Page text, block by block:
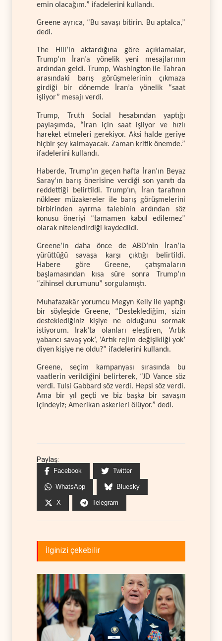
emin olacağım.” ifadelerini kullandı.
Greene ayrıca, “Bu savaşı bitirin. Bu aptalca,”
dedi.
The Hill’in aktardığına göre açıklamalar,
Trump’ın İran’a yönelik yeni mesajlarının
ardından geldi. Trump, Washington ile Tahran
arasındaki barış görüşmelerinin çıkmaza
girdiği bir dönemde İran’a yönelik “saat
işliyor” mesajı verdi.
Trump, Truth Social hesabından yaptığı
paylaşımda, “İran için saat işliyor ve hızlı
hareket etmeleri gerekiyor. Aksi halde geriye
hiçbir şey kalmayacak. Zaman kritik önemde.”
ifadelerini kullandı.
Haberde, Trump’ın geçen hafta İran’ın Beyaz
Saray’ın barış önerisine verdiği son yanıtı da
reddettiği belirtildi. Trump’ın, İran tarafının
nükleer müzakereler ile barış görüşmelerini
birbirinden ayırma talebinin ardından söz
konusu öneriyi “tamamen kabul edilemez”
olarak nitelendirdiği kaydedildi.
Greene’in daha önce de ABD’nin İran’la
yürüttüğü savaşa karşı çıktığı belirtildi.
Habere göre Greene, çatışmaların
başlamasından kısa süre sonra Trump’ın
“zihinsel durumunu” sorgulamıştı.
Muhafazakâr yorumcu Megyn Kelly ile yaptığı
bir söyleşide Greene, “Desteklediğim, sizin
desteklediğiniz kişiye ne olduğunu sormak
istiyorum. Irak’ta olanları eleştiren, ‘Artık
yabancı savaş yok’, ‘Artık rejim değişikliği yok’
diyen kişiye ne oldu?” ifadelerini kullandı.
Greene, seçim kampanyası sırasında bu
vaatlerin verildiğini belirterek, “JD Vance söz
verdi. Tulsi Gabbard söz verdi. Hepsi söz verdi.
Ama bir yıl geçti ve biz başka bir savaşın
içindeyiz; Amerikan askerleri ölüyor.” dedi.
Paylaş:
Facebook Twitter
WhatsApp Bluesky
X Telegram
İlginizi çekebilir